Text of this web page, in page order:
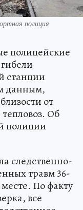
полиция
полицейские
станции
данным,
от
Об
полиции
следственно-
травм 36-
По факту
все